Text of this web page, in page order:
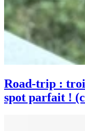
Road-trip :
spot parfait !